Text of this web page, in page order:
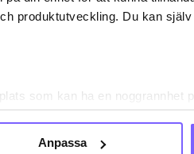
produktutveckling. Du kan
som kan ha en noggrannhet
den för specifika kännetecken
och ställ in dina
Anpassa